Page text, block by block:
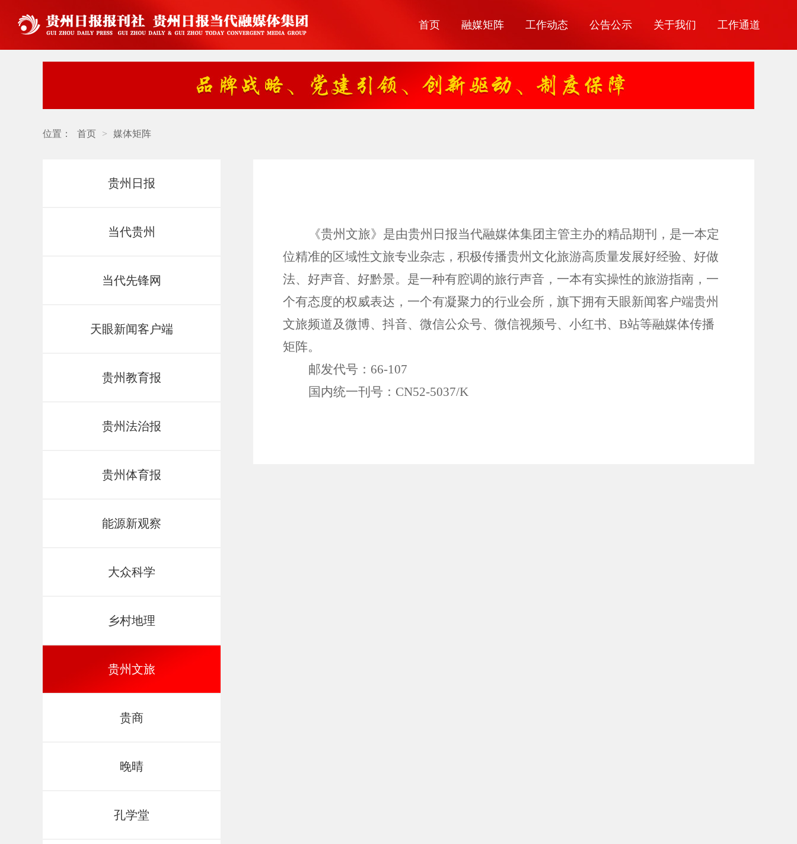
首页 融媒矩阵 工作动态 公告公示 关于我们 工作通道
位置： 首页 > 媒体矩阵
贵州日报
当代贵州
当代先锋网
天眼新闻客户端
贵州教育报
贵州法治报
贵州体育报
能源新观察
大众科学
乡村地理
贵州文旅
贵商
晚晴
孔学堂
《贵州文旅》 是由贵州日报当代融媒体集团主管主办的精品期刊， 是一本定
位精准的区域性文旅专业杂志，积极传播贵州文化旅游高质量发展好经验、好做
法、好声音、好黔景。是一种有腔调的旅行声音，一本有实操性的旅游指南，一
个有态度的权威表达，一个有凝聚力的行业会所，旗下拥有天眼新闻客户端贵州
文旅频道及微博、抖音、微信公众号、微信视频号、小红书、 B站等融媒体传播
矩阵。
邮发代号： 66-107
国内统一刊号： CN52-5037/K